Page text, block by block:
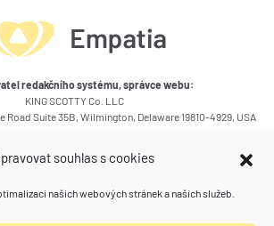
souhlas s cookies
našich webových stránek a našich služeb.
redakčního systému, správce webu:
KING SCOTTY Co. LLC
Road Suite 35B, Wilmington, Delaware 19810-4929, USA
Okruhy témat článků